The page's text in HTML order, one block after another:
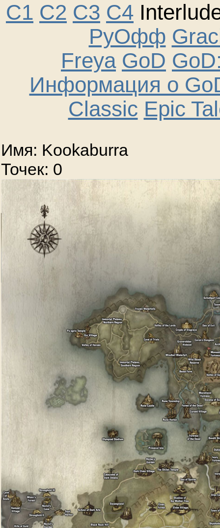
C1 C2 C3 C4
РуОфф
Freya GoD
Информация о
Classic Epic
Имя: Kookaburra
Точек: 0